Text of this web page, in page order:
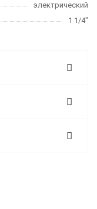
электрический
1 1/4"